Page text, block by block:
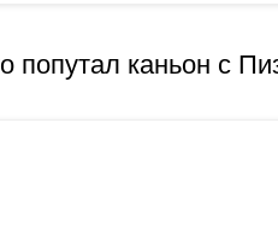
попутал каньон с